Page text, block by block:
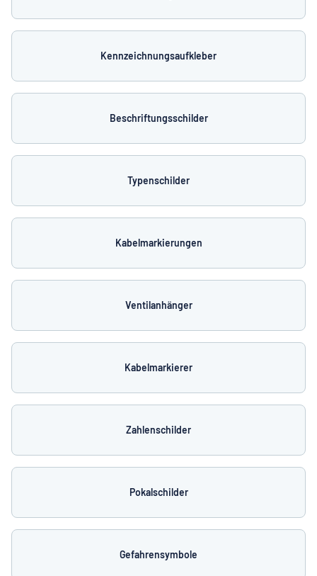
Deutsch
Kennzeichnungsaufkleber
Beschriftungsschilder
Typenschilder
Kabelmarkierungen
Ventilanhänger
Kabelmarkierer
Zahlenschilder
Pokalschilder
Gefahrensymbole